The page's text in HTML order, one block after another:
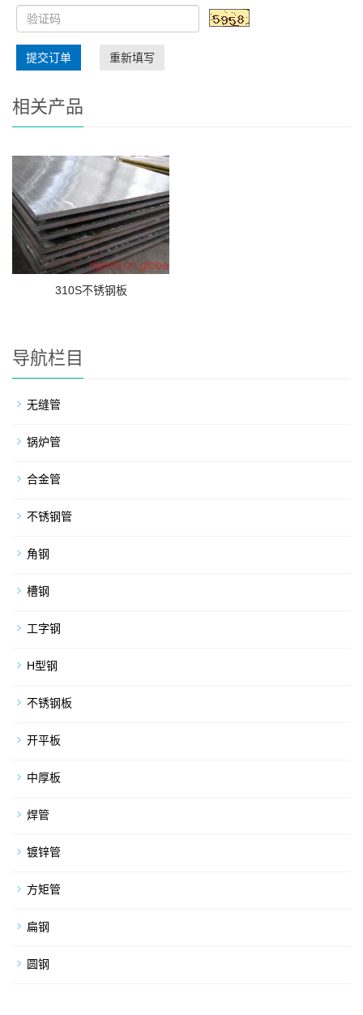
提交订单 重新填写
相关产品
310S不锈钢板
导航栏目
无缝管
锅炉管
合金管
不锈钢管
角钢
槽钢
工字钢
H型钢
不锈钢板
开平板
中厚板
焊管
镀锌管
方矩管
扁钢
圆钢